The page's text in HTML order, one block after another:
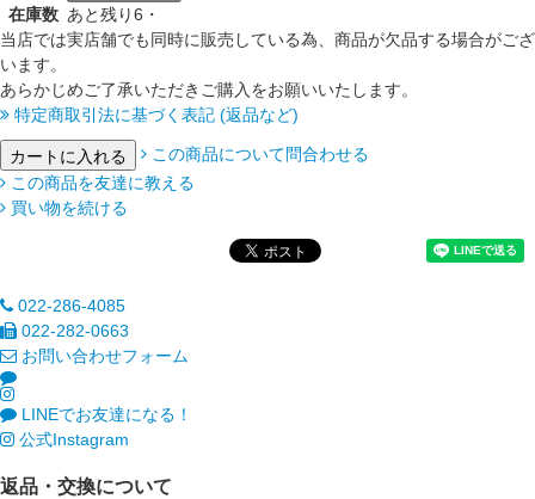
在庫数 あと残り6・
当店では実店舗でも同時に販売している為、商品が欠品する場合がござ
います。
あらかじめご了承いただきご購入をお願いいたします。
特定商取引法に基づく表記 (返品など)
この商品について問合わせる
この商品を友達に教える
買い物を続ける
022-286-4085
022-282-0663
お問い合わせフォーム
LINEでお友達になる！
公式Instagram
返品・交換について